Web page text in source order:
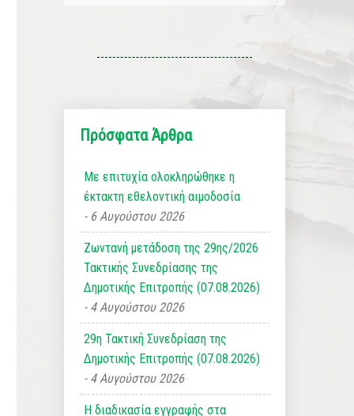
Πρόσφατα Άρθρα
Με επιτυχία ολοκληρώθηκε η
έκτακτη εθελοντική αιμοδοσία
6 Αυγούστου 2026
Ζωντανή μετάδοση της 29ης/2026
Τακτικής Συνεδρίασης της
Δημοτικής Επιτροπής (07.08.2026)
4 Αυγούστου 2026
29η Τακτική Συνεδρίαση της
Δημοτικής Επιτροπής (07.08.2026)
4 Αυγούστου 2026
Η διαδικασία εγγραφής στα